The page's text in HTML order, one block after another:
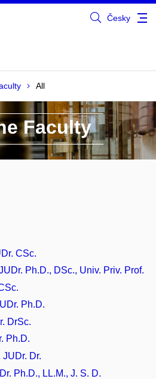
Česky
All
Faculty
CSc.
Ph.D., DSc., Univ. Priv. Prof.
Ph.D.
DrSc.
Ph.D.
Dr.
Ph.D., LL.M., J. S. D.